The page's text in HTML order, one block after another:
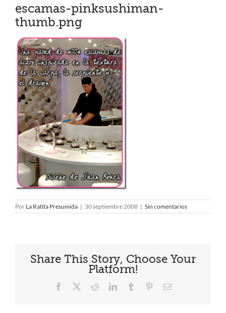
escamas-pinksushiman-
thumb.png
Por La Ratita Presumida | 30 septiembre 2008 | Sin comentarios
Share This Story, Choose Your
Platform!
Facebook RedditLinkedInTumblr PinterestCorreo